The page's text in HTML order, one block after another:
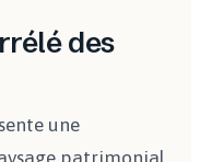
des
une
patrimonial